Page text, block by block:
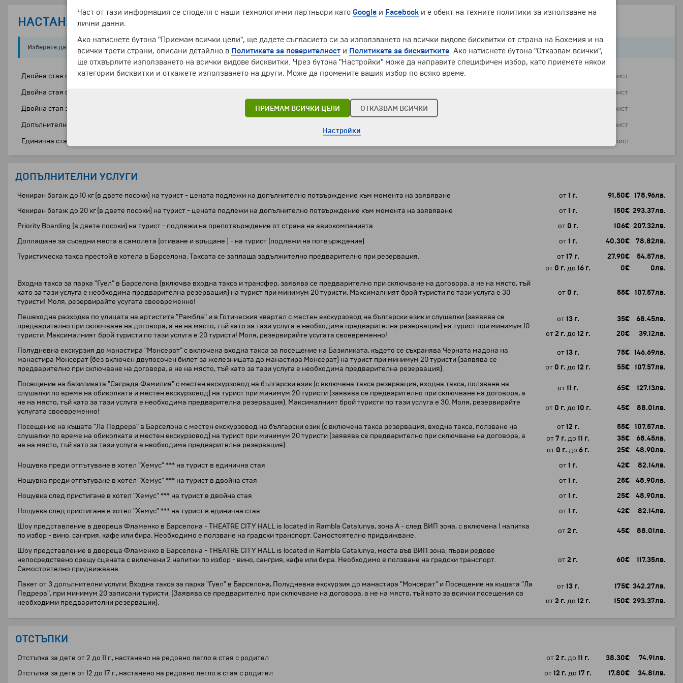
НАСТАНЯВАНЕ
Изберете дата на заминаване:
Двойна стая със спалня
на турист
Двойна стая с отделни легла
на турист
Двойна стая за комбиниране
на турист
Допълнително легло в двойна стая
на турист
Единична стая
на турист
ДОПЪЛНИТЕЛНИ УСЛУГИ
Чекиран багаж до 10 кг (в двете посоки) на турист - цената подлежи на допълнително потвърждение към момента на заявяване от1 г. 91.50€ 178.96лв.
Чекиран багаж до 20 кг (в двете посоки) на турист - цената подлежи на допълнително потвърждение към момента на заявяване
от1 г. 150€ 293.37лв.
Priority Boarding (в двете посоки) на турист - подлежи на препотвърждение от страна на авиокомпанията
от 0 г. 106€ 207.32лв.
Доплащане за съседни места в самолета (отиване и връщане ) - на турист (подлежи на потвърждение)
от1 г. 40.30€ 78.82лв.
Туристическа такса престой в хотела в Барселона. Таксата се заплаща задължително предварително при резервация.
от17 г. 27.90€ 54.57лв.
от 0 г. до 16 г. 0€ 0лв.
Входна такса за парка "Гуел" в Барселона (включва входна такса и трансфер, заявява се предварително при сключване на договора, а не на място, тъй
като за тази услуга е необходима предварителна резервация) на турист при минимум 20 туристи. Максималният брой туристи по тази услуга е 30
туристи! Моля, резервирайте усугата своевременно!
от 0 г. 55€ 107.57лв.
Пешеходна разходка по улицата на артистите "Рамбла" и в Готическия квартал с местен екскурзовод на български език и слушалки (заявява се
предварително при сключване на договора, а не на място, тъй като за тази услуга е необходима предварителна резервация) на турист при минимум 10
туристи. Максималният брой туристи по тази услуга е 20 туристи! Моля, резервирайте усугата своевременно!
от13 г. 35€ 68.45лв.
от2 г. до 12 г. 20€ 39.12лв.
Полудневна екскурзия до манастира "Монсерат" с включена входна такса за посещение на Базиликата, където се съхранява Черната мадона на
манастира Монсерат (без включен двупосочен билет за железницата до манастира Монсерат) на турист при минимум 20 туристи (заявява се
предварително при сключване на договора, а не на място, тъй като за тази услуга е необходима предварителна резервация).
от13 г. 75€ 146.69лв.
от 0 г. до 12 г. 55€ 107.57лв.
Посещение на базиликата "Саграда Фамилия" с местен екскурзовод на български език (с включена такса резервация, входна такса, ползване на
слушалки по време на обиколката и местен екскурзовод) на турист при минимум 20 туристи (заявява се предварително при сключване на договора, а
не на място, тъй като за тази услуга е необходима предварителна резервация). Максималният брой туристи по тази услуга е 30. Моля, резервирайте
услугата своевременно!
от11 г. 65€ 127.13лв.
от 0 г. до 10 г. 45€ 88.01лв.
Посещение на къщата "Ла Педрера" в Барселона с местен екскурзовод на български език (с включена такса резервация, входна такса, ползване на
слушалки по време на обиколката и местен екскурзовод) на турист при минимум 20 туристи (заявява се предварително при сключване на договора, а
не на място, тъй като за тази услуга е необходима предварителна резервация).
от12 г. 55€ 107.57лв.
от7 г. до 11 г. 35€ 68.45лв.
от 0 г. до 6 г. 25€ 48.90лв.
Нощувка преди отпътуване в хотел "Хемус" *** на турист в единична стая
от1 г. 42€ 82.14лв.
Нощувка преди отпътуване в хотел "Хемус" *** на турист в двойна стая
от1 г. 25€ 48.90лв.
Нощувка след пристигане в хотел "Хемус" *** на турист в двойна стая
от1 г. 25€ 48.90лв.
Нощувка след пристигане в хотел "Хемус" *** на турист в единична стая
от1 г. 42€ 82.14лв.
Шоу представление в двореца Фламенко в Барселона - THEATRE CITY HALL is located in Rambla Catalunya, зона А - след ВИП зона, с включена 1 напитка
по избор - вино, сангрия, кафе или бира. Необходимо е ползване на градски транспорт. Самостоятелно придвижване.
от2 г. 45€ 88.01лв.
Шоу представление в двореца Фламенко в Барселона - THEATRE CITY HALL is located in Rambla Catalunya, места във ВИП зона, първи редове
непосредствено срещу сцената с включени 2 напитки по избор - вино, сангрия, кафе или бира. Необходимо е ползване на градски транспорт.
Самостоятелно придвижване.
от2 г. 60€ 117.35лв.
Пакет от 3 допълнителни услуги: Входна такса за парка "Гуел" в Барселона, Полудневна екскурзия до манастира "Монсерат" и Посещение на къщата "Ла
Педрера", при минимум 20 записани туристи. (Заявява се предварително при сключване на договора, а не на място, тъй като за всички посещения са
необходими предварителни резервации).
от13 г. 175€ 342.27лв.
от2 г. до 12 г. 150€ 293.37лв.
ОТСТЪПКИ
Отстъпка за дете от 2 до 11 г., настанено на редовно легло в стая с родител от2 г. до 11 г. 38.30€ 74.91лв.
Отстъпка за дете от 12 до 17 г., настанено на редовно легло в стая с родител
от12 г. до 17 г. 17.80€ 34.81лв.
Част от тази информация се споделя с наши технологични партньори като Google и Facebook и е обект на техните политики за използване на
лични данни.
Ако натиснете бутона "Приемам всички цели", ще дадете съгласието си за използването на всички видове бисквитки от страна на Бохемия и на
всички трети страни, описани детайлно в Политиката за поверителност и Политиката за бисквитките . Ако натиснете бутона "Отказвам всички",
ще отхвърлите използването на всички видове бисквитки. Чрез бутона "Настройки" може да направите специфичен избор, като приемете някои
категории бисквитки и откажете използването на други. Може да промените вашия избор по всяко време.
ПРИЕМАМ ВСИЧКИ ЦЕЛИ ОТКАЗВАМ ВСИЧКИ
Настройки